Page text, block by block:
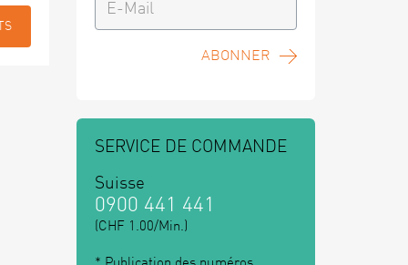
ABONNER
SERVICE DE COMMANDE
Suisse
0900 441 441
(CHF 1.00/Min.)